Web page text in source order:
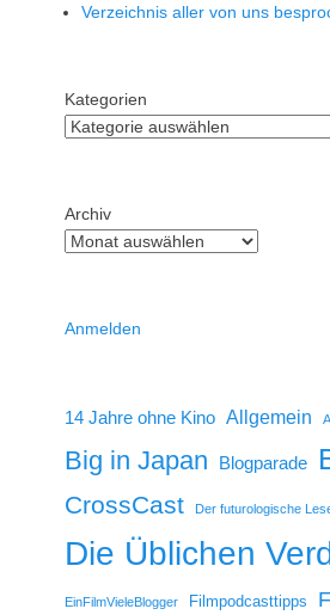
Verzeichnis aller von uns
Kategorien
Archiv
Anmelden
14 Jahre ohne Kino Allgemein
Big in Japan Blogparade
CrossCast Der futurologische
Die Üblichen
EinFilmVieleBlogger Filmpodcasttipps